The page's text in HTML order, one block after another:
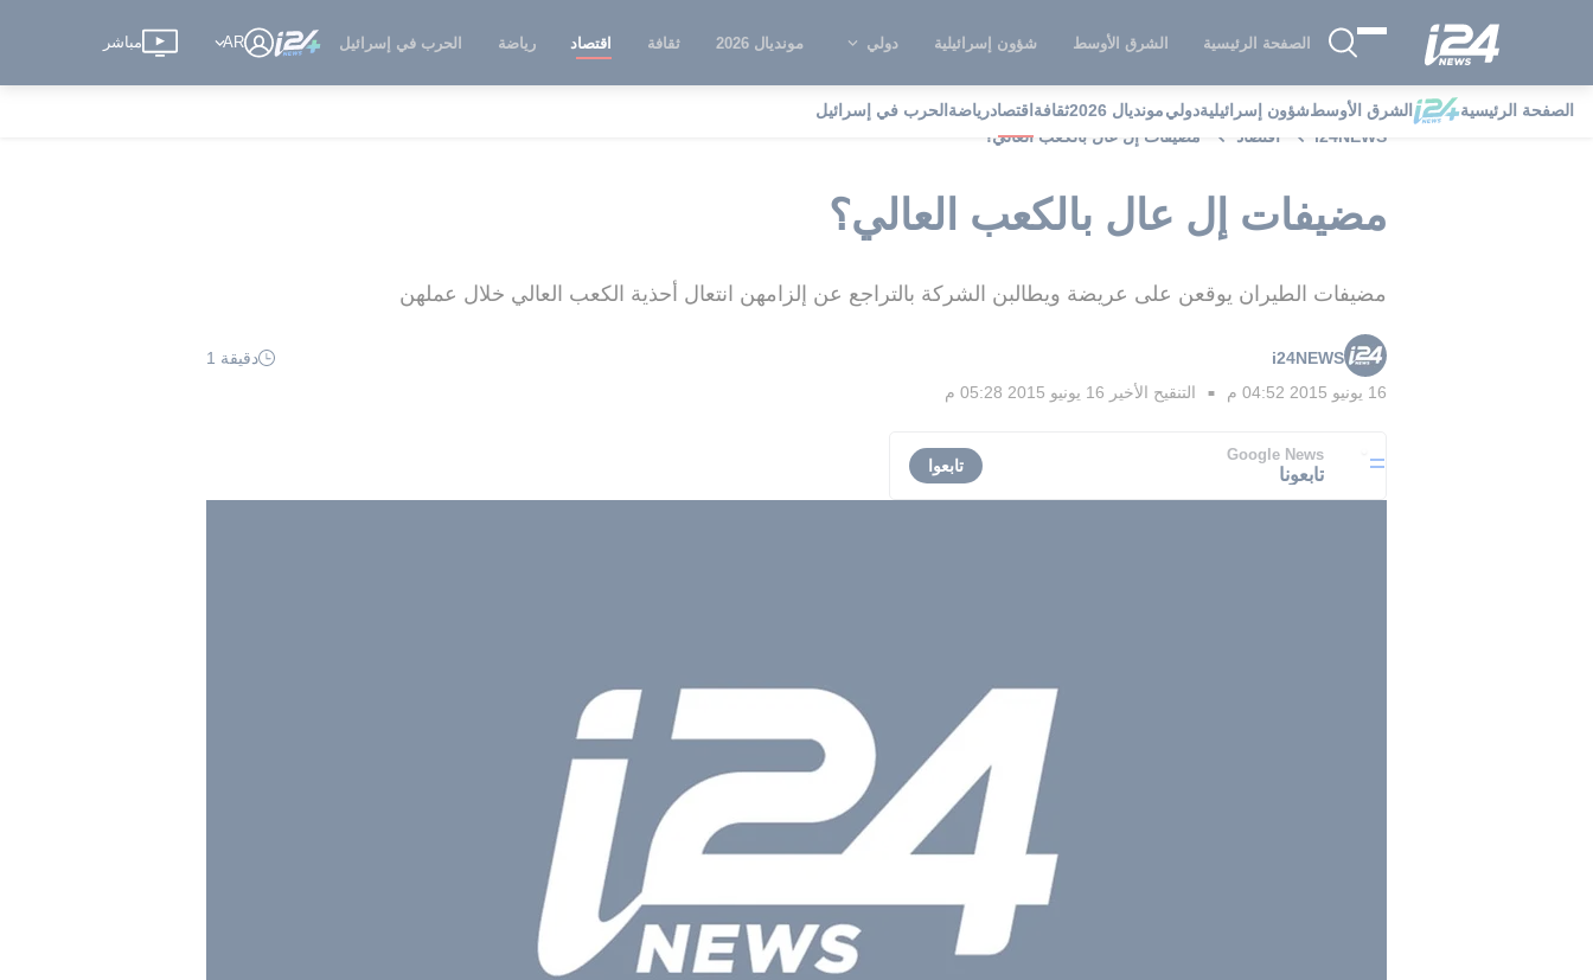
الصفحة الرئيسية الشرق الأوسط شؤون إسرائيلية دولي مونديال 2026 ثقافة اقتصاد رياضة الحرب في إسرائيل AR مباشر
الصفحة الرئيسية الشرق الأوسطشؤون إسرائيليةدوليمونديال 2026 ثقافة اقتصادرياضة الحرب في إسرائيل
i24NEWS
اقتصاد مضيفات إل عال بالكعب العالي؟
مضيفات إل عال بالكعب العالي؟
مضيفات الطيران يوقعن على عريضة ويطالبن الشركة بالتراجع عن إلزامهن انتعال أحذية الكعب العالي خلال عملهن
i24NEWS
دقيقة 1
16 يونيو 2015 04:52 م
■ التنقيح الأخير 16 يونيو 2015 05:28 م
Google News
تابعونا تابعوا